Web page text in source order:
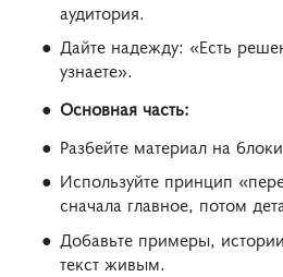
аудитория.
Дайте надежду: «Есть
узнаете».
Основная часть:
Разбейте материал на
Используйте принцип
сначала главное, потом
Добавьте примеры,
текст живым.